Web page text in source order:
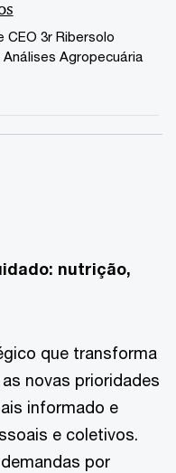
CEO 3r Ribersolo
Agropecuária
nutrição,
que transforma
novas prioridades
informado e
e coletivos.
por